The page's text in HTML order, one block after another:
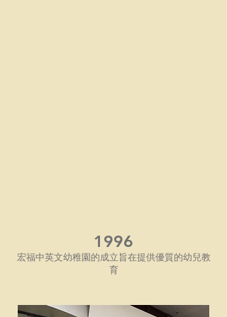
1996
宏福中英文幼稚園的成立旨在提供優質的幼兒教
育